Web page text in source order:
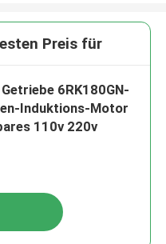
Preis für
6RK180GN-
Induktions-Motor
110v 220v